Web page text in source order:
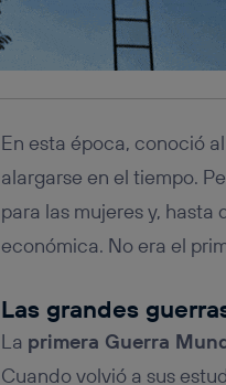
En esta época, conoció
alargarse en el tiempo.
para las mujeres y,
económica. No era el
Las grandes
La primera Guerra
Cuando volvió a sus